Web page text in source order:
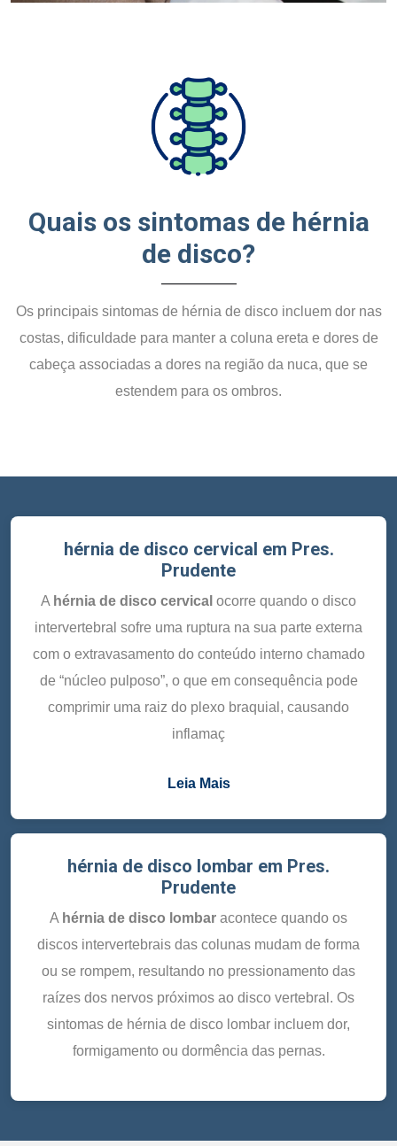
Quais os sintomas de hérnia
de disco?
Os principais sintomas de hérnia de disco incluem dor nas
costas, dificuldade para manter a coluna ereta e dores de
cabeça associadas a dores na região da nuca, que se
estendem para os ombros.
hérnia de disco cervical em Pres.
Prudente
A hérnia de disco cervical ocorre quando o disco
intervertebral sofre uma ruptura na sua parte externa
com o extravasamento do conteúdo interno chamado
de “núcleo pulposo”, o que em consequência pode
comprimir uma raiz do plexo braquial, causando
inflamaç
Leia Mais
hérnia de disco lombar em Pres.
Prudente
A hérnia de disco lombar acontece quando os
discos intervertebrais das colunas mudam de forma
ou se rompem, resultando no pressionamento das
raízes dos nervos próximos ao disco vertebral. Os
sintomas de hérnia de disco lombar incluem dor,
formigamento ou dormência das pernas.